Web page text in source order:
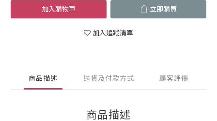
加入購物車 立即購買
加入追蹤清單
商品描述 送貨及付款方式 顧客評價
商品描述